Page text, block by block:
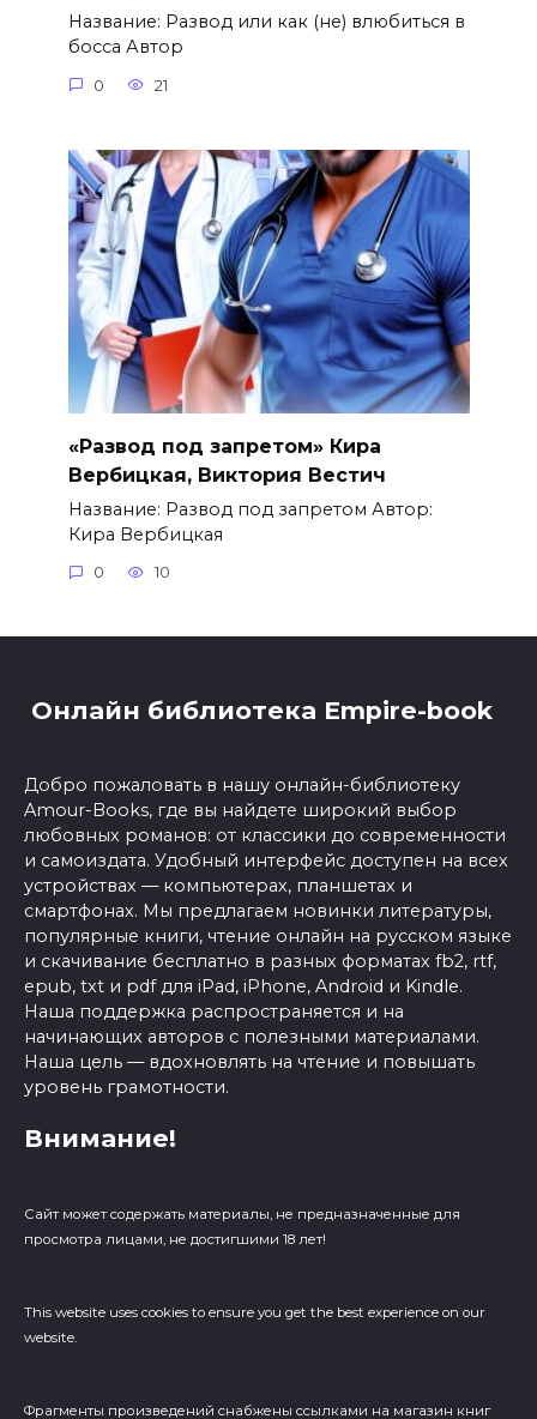
Название: Развод или как (не) влюбиться в
босса Автор
0 21
«Развод под запретом» Кира
Вербицкая, Виктория Вестич
Название: Развод под запретом Автор:
Кира Вербицкая
0 10
Онлайн библиотека Empire-book
Добро пожаловать в нашу онлайн-библиотеку
Amour-Books, где вы найдете широкий выбор
любовных романов: от классики до современности
и самоиздата. Удобный интерфейс доступен на всех
устройствах — компьютерах, планшетах и
смартфонах. Мы предлагаем новинки литературы,
популярные книги, чтение онлайн на русском языке
и скачивание бесплатно в разных форматах fb2, rtf,
epub, txt и pdf для iPad, iPhone, Android и Kindle.
Наша поддержка распространяется и на
начинающих авторов с полезными материалами.
Наша цель — вдохновлять на чтение и повышать
уровень грамотности.
Внимание!
Сайт может содержать материалы, не предназначенные для
просмотра лицами, не достигшими 18 лет!
This website uses cookies to ensure you get the best experience on our
website.
Фрагменты произведений cнабжены ссылками на магазин книг